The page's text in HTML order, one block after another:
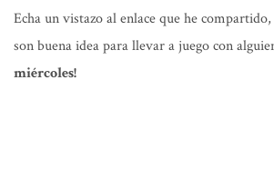
Echa un vistazo al enlace que he
son buena idea para llevar a juego con
miércoles!